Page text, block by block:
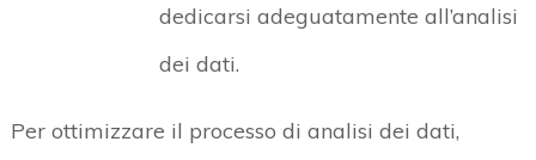
dedicarsi adeguatamente all’analisi
dei dati.
Per ottimizzare il processo di analisi dei dati,